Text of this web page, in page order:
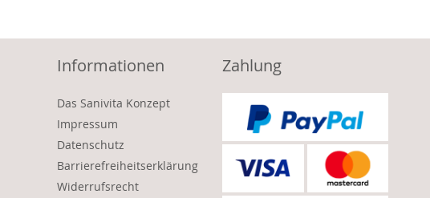
Informationen
Das Sanivita Konzept
Impressum
Datenschutz
Barrierefreiheitserklärung
Widerrufsrecht
Zahlung